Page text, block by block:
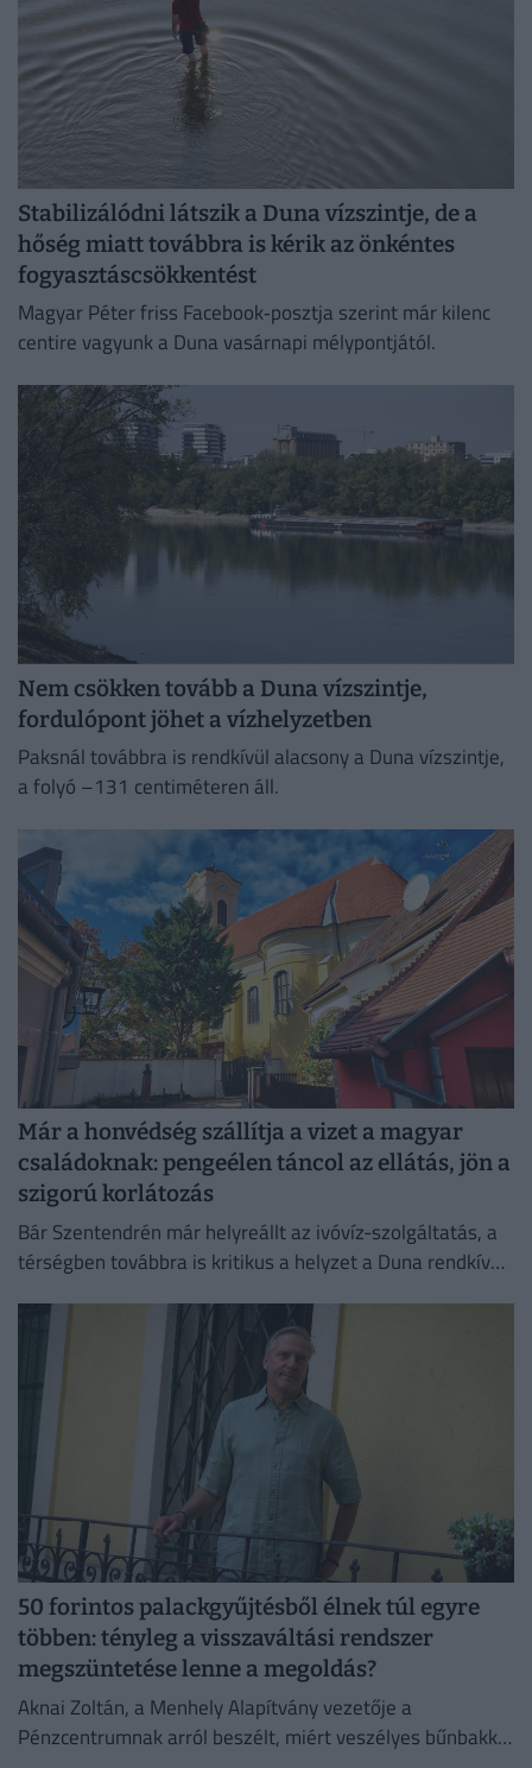
Stabilizálódni látszik a Duna vízszintje, de a
hőség miatt továbbra is kérik az önkéntes
fogyasztáscsökkentést
Magyar Péter friss Facebook‑posztja szerint már kilenc
centire vagyunk a Duna vasárnapi mélypontjától.
Nem csökken tovább a Duna vízszintje,
fordulópont jöhet a vízhelyzetben
Paksnál továbbra is rendkívül alacsony a Duna vízszintje,
a folyó –131 centiméteren áll.
Már a honvédség szállítja a vizet a magyar
családoknak: pengeélen táncol az ellátás, jön a
szigorú korlátozás
Bár Szentendrén már helyreállt az ivóvíz-szolgáltatás, a
térségben továbbra is kritikus a helyzet a Duna rendkívül
50 forintos palackgyűjtésből élnek túl egyre
többen: tényleg a visszaváltási rendszer
megszüntetése lenne a megoldás?
Aknai Zoltán, a Menhely Alapítvány vezetője a
Pénzcentrumnak arról beszélt, miért veszélyes bűnbakká